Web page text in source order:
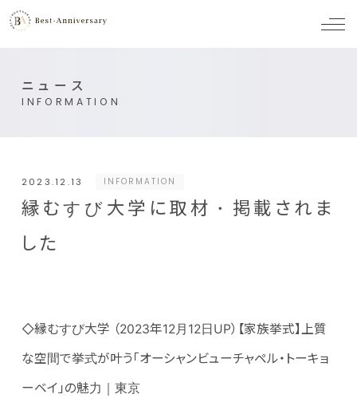
メ
ニュース
INFORMATION
2023.12.13 INFORMATION
縁むすび大学に取材・掲載されま
した
◇縁むすび大学 （2023年12月12日UP）【家族挙式】上質
な空間で挙式が叶う「オーシャンビューチャペル・トーキョ
ーベイ」の魅力｜東京